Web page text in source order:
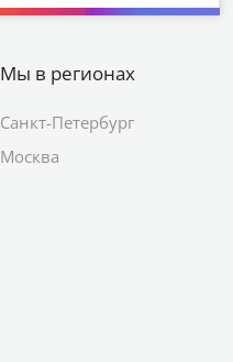
Мы в регионах
Санкт-Петербург
Москва